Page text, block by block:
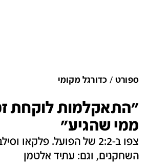
ספורט כדורגל מקומי
"התאקלמות לוקחת
ממי שהגיע"
צפו ב-2:2 של הפועל. פלקאו
השחקנים, וגם: עתיד אלטמן